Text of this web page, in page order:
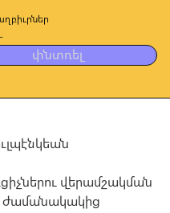
փնտռել
վերամշակման
ժամանակակից